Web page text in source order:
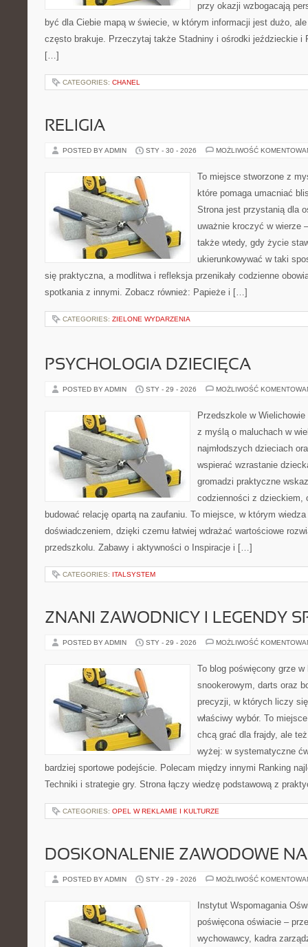
przy okazji wzbogacają
być dla Ciebie mapą w świecie, w którym informacji jest dużo,
często brakuje. Przeczytaj także Stadniny i ośrodki jeździeckie i
[…]
CATEGORIES: CHANEL
RELIGIA
POSTED BY ADMIN STY - 30 - 2026 MOŻLIWOŚĆ
To miejsce stworzone z
które pomaga umacniać
Strona jest przystanią dla
uważnie kroczyć w wierze
także wtedy, gdy życie
ukierunkowywać w taki
się praktyczna, a modlitwa i refleksja przenikały codzienne
spotkania z innymi. Zobacz również: Papieże i […]
CATEGORIES: ZIELONE WYDARZENIA
PSYCHOLOGIA DZIECIĘCA
POSTED BY ADMIN STY - 29 - 2026 MOŻLIWOŚĆ
Przedszkole w
z myślą o maluchach w
najmłodszych dzieciach
wspierać wzrastanie
gromadzi praktyczne
codzienności z dzieckiem,
budować relację opartą na zaufaniu. To miejsce, w którym
doświadczeniem, dzięki czemu łatwiej wdrażać wartościowe
przedszkolu. Zabawy i aktywności o Inspiracje i […]
CATEGORIES: ITALSYSTEM
ZNANI ZAWODNICY I LEGENDY
POSTED BY ADMIN STY - 29 - 2026 MOŻLIWOŚĆ
To blog poświęcony grze
snookerowym, darts oraz
precyzji, w których liczy
właściwy wybór. To
chcą grać dla frajdy, ale
wyżej: w systematyczne
bardziej sportowe podejście. Polecam między innymi Ranking
Techniki i strategie gry. Strona łączy wiedzę podstawową z
CATEGORIES: OPEL W REKLAMIE I KULTURZE
DOSKONALENIE ZAWODOWE
POSTED BY ADMIN STY - 29 - 2026 MOŻLIWOŚĆ
Instytut Wspomagania
poświęcona oświacie –
wychowawcy, kadra